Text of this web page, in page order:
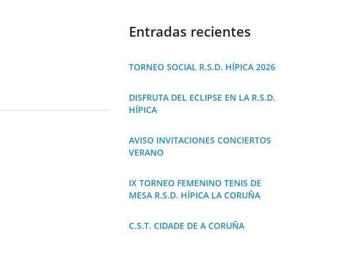
Entradas recientes
TORNEO SOCIAL R.S.D. HÍPICA 2026
DISFRUTA DEL ECLIPSE EN LA R.S.D.
HÍPICA
AVISO INVITACIONES CONCIERTOS
VERANO
IX TORNEO FEMENINO TENIS DE
MESA R.S.D. HÍPICA LA CORUÑA
C.S.T. CIDADE DE A CORUÑA